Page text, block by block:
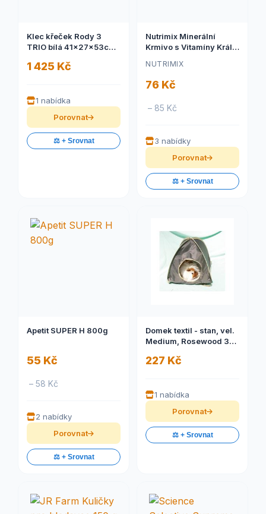
Klec křeček Rody 3
TRIO bílá 41x27x53cm
1 425 Kč
1 nabídka
Porovnat
⚖️ + Srovnat
Nutrimix Minerální
Krmivo s Vitamíny Králík
NUTRIMIX
76 Kč
– 85 Kč
3 nabídky
Porovnat
⚖️ + Srovnat
Apetit SUPER H 800g
55 Kč
– 58 Kč
2 nabídky
Porovnat
⚖️ + Srovnat
Domek textil - stan, vel.
Medium, Rosewood 31 x
227 Kč
1 nabídka
Porovnat
⚖️ + Srovnat